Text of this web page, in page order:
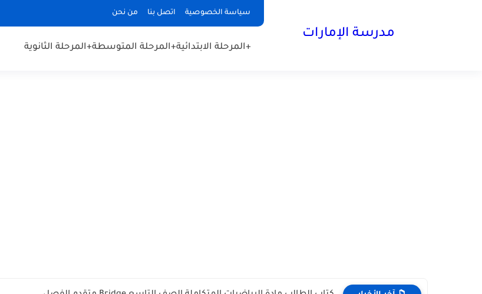
سياسة الخصوصية اتصل بنا من نحن
مدرسة الإمارات
+المرحلة الابتدائية+المرحلة المتوسطة+المرحلة الثانوية